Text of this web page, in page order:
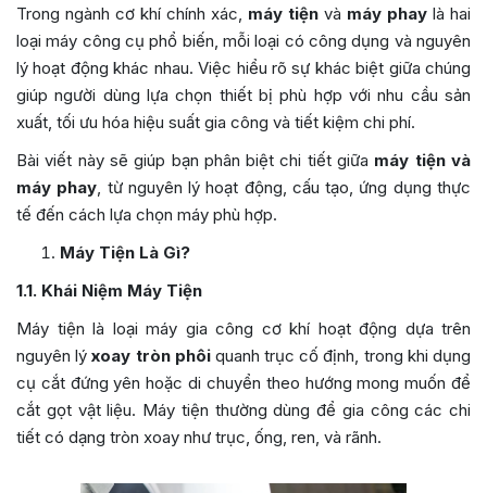
Trong ngành cơ khí chính xác, máy tiện và máy phay là hai
loại máy công cụ phổ biến, mỗi loại có công dụng và nguyên
lý hoạt động khác nhau. Việc hiểu rõ sự khác biệt giữa chúng
giúp người dùng lựa chọn thiết bị phù hợp với nhu cầu sản
xuất, tối ưu hóa hiệu suất gia công và tiết kiệm chi phí.
Bài viết này sẽ giúp bạn phân biệt chi tiết giữa máy tiện và
máy phay, từ nguyên lý hoạt động, cấu tạo, ứng dụng thực
tế đến cách lựa chọn máy phù hợp.
Máy Tiện Là Gì?
1.1. Khái Niệm Máy Tiện
Máy tiện là loại máy gia công cơ khí hoạt động dựa trên
nguyên lýxoay tròn phôiquanh trục cố định, trong khi dụng
cụ cắt đứng yên hoặc di chuyển theo hướng mong muốn để
cắt gọt vật liệu. Máy tiện thường dùng để gia công các chi
tiết có dạng tròn xoay như trục, ống, ren, và rãnh.